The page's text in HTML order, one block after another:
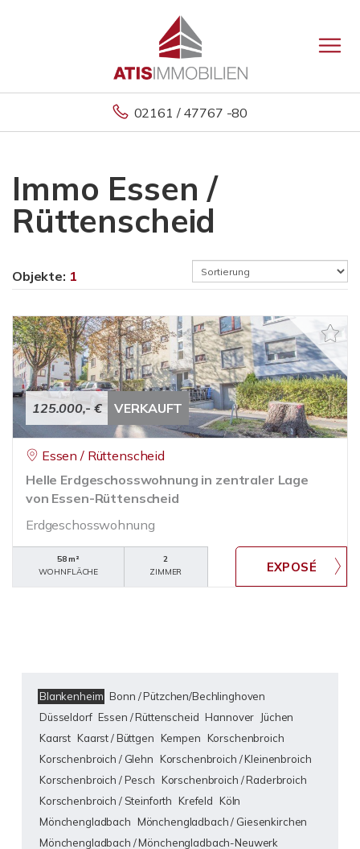
02161 / 47767 -80
Immo Essen /
Rüttenscheid
Objekte: 1
125.000,- € VERKAUFT
Essen / Rüttenscheid
Helle Erdgeschosswohnung in zentraler Lage
von Essen-Rüttenscheid
Erdgeschosswohnung
58 m²
WOHNFLÄCHE
2
ZIMMER
Blankenheim Bonn / Pützchen/Bechlinghoven
Düsseldorf Essen / Rüttenscheid Hannover Jüchen
Kaarst Kaarst / Büttgen Kempen Korschenbroich
Korschenbroich / Glehn Korschenbroich / Kleinenbroich
Korschenbroich / Pesch Korschenbroich / Raderbroich
Korschenbroich / Steinforth Krefeld Köln
Mönchengladbach Mönchengladbach / Giesenkirchen
Mönchengladbach / Mönchengladbach-Neuwerk